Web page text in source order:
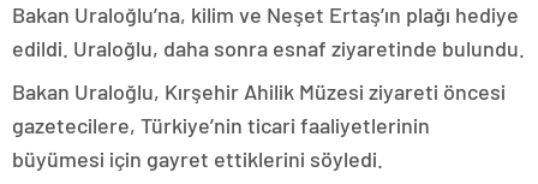
Bakan Uraloğlu’na, kilim ve Neşet Ertaş’ın plağı hediye
edildi. Uraloğlu, daha sonra esnaf ziyaretinde bulundu.
Bakan Uraloğlu, Kırşehir Ahilik Müzesi ziyareti öncesi
gazetecilere, Türkiye’nin ticari faaliyetlerinin
büyümesi için gayret ettiklerini söyledi.